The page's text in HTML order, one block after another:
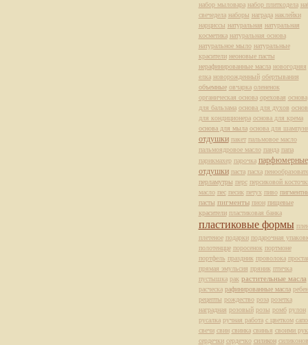
набор мыловара набор плиткодела
свечедела наборы награда наклейки
нарциссы натуральная натуральная
косметика натуральная основа
натуральное мыло натуральные
красители неоновые пасты
нерафинированные масла новогодняя
елка новорожденный обертывания
объемные овчарка олененок
органическая основа ореховая основа
для бальзама основа для духов
для кондиционера основа для крема
основа для мыла основа для
отдушки пакет пальмовое масло
пальмоядровое масло панда папа
парикмахер парочка парфюмерные
отдушки паста пасха
перламутры перс персиковой
масло пес песик петух пиво
пасты пигменты пион пищевые
красители пластиковая банка
пластиковые формы
плетеное подарки подарочная
полотенцце поросенок портмоне
портфель праздник проволока
прямая эмульсия пряник птичка
пустышка рак растительные масла
расческа рафинированные масла
рецепты рождество роза розетка
наградная розовый розы ромб рулон
русалка ручная работа с цветком
свечи свин свинка свинья своими
сердечки сердечко силикон